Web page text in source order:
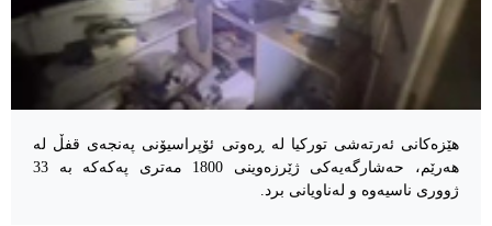
هێزەکانی ئەرتەشی تورکیا لە ڕەوتی ئۆپراسیۆنی پەنجەی قفڵ لە
هەرێم، حەشارگەیەکی ژێرزەوینی 1800 مەتری پەکەکە بە 33
ژووری ناسیەوە و لەناویانی برد.